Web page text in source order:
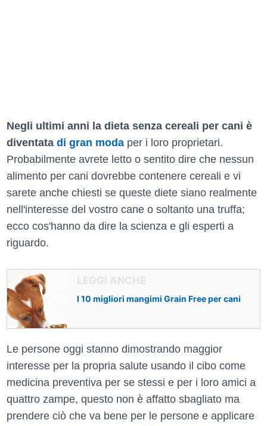
Negli ultimi anni la dieta senza cereali per cani è
diventata di gran moda per i loro proprietari.
Probabilmente avrete letto o sentito dire che nessun
alimento per cani dovrebbe contenere cereali e vi
sarete anche chiesti se queste diete siano realmente
nell'interesse del vostro cane o soltanto una truffa;
ecco cos'hanno da dire la scienza e gli esperti a
riguardo.
I 10 migliori mangimi Grain Free per cani
Le persone oggi stanno dimostrando maggior
interesse per la propria salute usando il cibo come
medicina preventiva per se stessi e per i loro amici a
quattro zampe, questo non è affatto sbagliato ma
prendere ciò che va bene per le persone e applicare